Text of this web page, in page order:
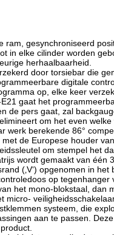
ram, gesynchroniseerd
in elke cilinder worden
herhaalbaarheid.
door torsiebar die
digitale
op, elke keer
gaat het
de pers gaat, zal
om het even
werk berekende 86°
de Europese houder
om stempel het
wordt gemaakt van
(‚V‘) opgenomen in het
op tegenhanger
het mono-blokstaal, dan
micro-
systeem, die
aan te passen.